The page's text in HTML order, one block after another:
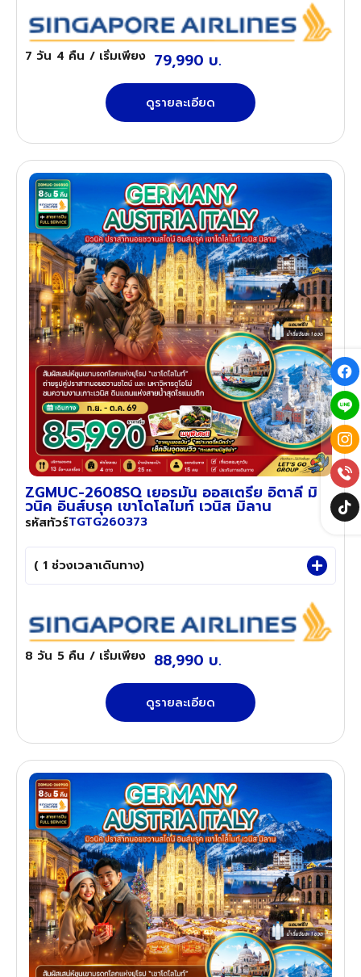
7 วัน 4 คืน / เริ่มเพียง 79,990 บ.
ดูรายละเอียด
ZGMUC-2608SQ เยอรมัน ออสเตรีย อิตาลี มิ
วนิค อินส์บรุค เขาโดโลไมท์ เวนิส มิลาน
รหัสทัวร์TGTG260373
( 1 ช่วงเวลาเดินทาง)
8 วัน 5 คืน / เริ่มเพียง 88,990 บ.
ดูรายละเอียด